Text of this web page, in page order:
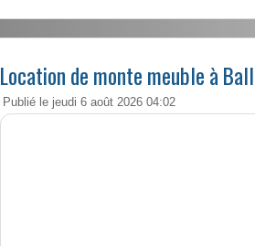
Location de monte meuble à
Publié le jeudi 6 août 2026 04:02